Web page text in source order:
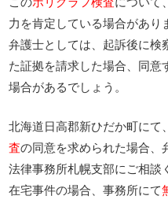
力を肯定している場合があり
弁護士としては、起訴後に検
た証拠を請求した場合、同意
場合があるでしょう。
北海道日高郡新ひだか町にて、
査の同意を求められた場合、
法律事務所札幌支部にご相談
在宅事件の場合、事務所にて